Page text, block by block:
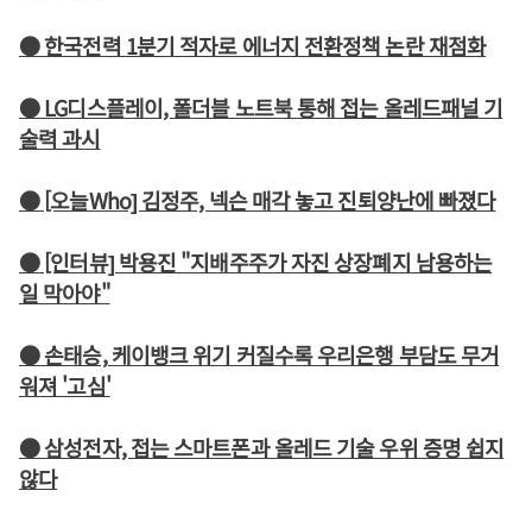
● 한국전력 1분기 적자로 에너지 전환정책 논란 재점화
● LG디스플레이, 폴더블 노트북 통해 접는 올레드패널 기
술력 과시
● [오늘Who] 김정주, 넥슨 매각 놓고 진퇴양난에 빠졌다
● [인터뷰] 박용진 "지배주주가 자진 상장폐지 남용하는
일 막아야"
● 손태승, 케이뱅크 위기 커질수록 우리은행 부담도 무거
워져 '고심'
● 삼성전자, 접는 스마트폰과 올레드 기술 우위 증명 쉽지
않다